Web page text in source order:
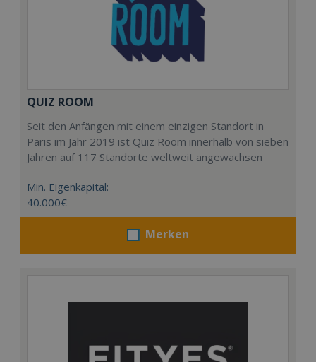
QUIZ ROOM
Seit den Anfängen mit einem einzigen Standort in
Paris im Jahr 2019 ist Quiz Room innerhalb von sieben
Jahren auf 117 Standorte weltweit angewachsen
Min. Eigenkapital:
40.000€
Merken